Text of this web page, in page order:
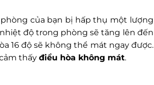
của bạn bị hấp thụ một lượng
độ trong phòng sẽ tăng lên đến
16 độ sẽ không thể mát ngay được.
thấy điều hòa không mát.